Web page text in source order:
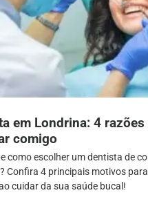
em Londrina: 4 razões
comigo
como escolher um dentista de
Confira 4 principais motivos
cuidar da sua saúde bucal!